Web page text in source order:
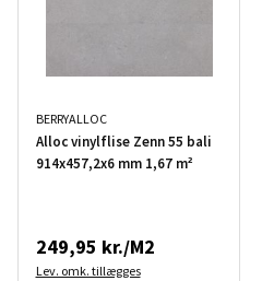
BERRYALLOC
Alloc vinylflise Zenn 55 bali
914x457,2x6 mm 1,67 m²
249,95 kr./M2
Lev. omk. tillægges